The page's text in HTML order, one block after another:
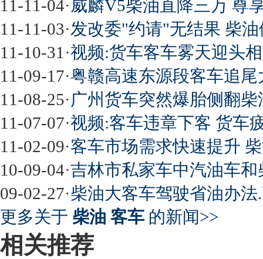
11-11-04·威麟V5柴油直降三万 尊
11-11-03·发改委"约请"无结果 柴
11-10-31 ·视频:货车客车雾天迎头
11-09-17·粤赣高速东源段客车追尾
11-08-25·广州货车突然爆胎侧翻
11-07-07·视频:客车违章下客 货车
11-02-09·客车市场需求快速提升
10-09-04·吉林市私家车中汽油车
09-02-27·柴油大客车驾驶省油办法
更多关于 柴油 客车 的新闻>>
相关推荐